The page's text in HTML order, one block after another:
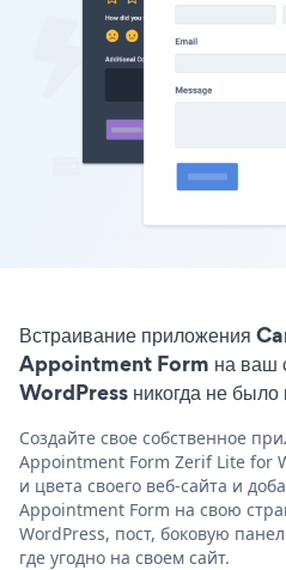
Встраивание приложения
Appointment Form на ваш
WordPress никогда не
Создайте свое собственное
Appointment Form Zerif Lite for
и цвета своего веб-сайта и
Appointment Form на свою
WordPress, пост, боковую
где угодно на своем сайт.